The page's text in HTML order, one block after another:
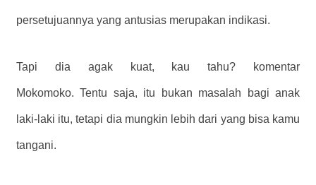
persetujuannya yang antusias merupakan indikasi.
Tapi dia agak kuat, kau tahu? komentar
Mokomoko.Tentu saja, itu bukan masalah bagi anak
laki-laki itu, tetapi dia mungkin lebih dari yang bisa kamu
tangani.